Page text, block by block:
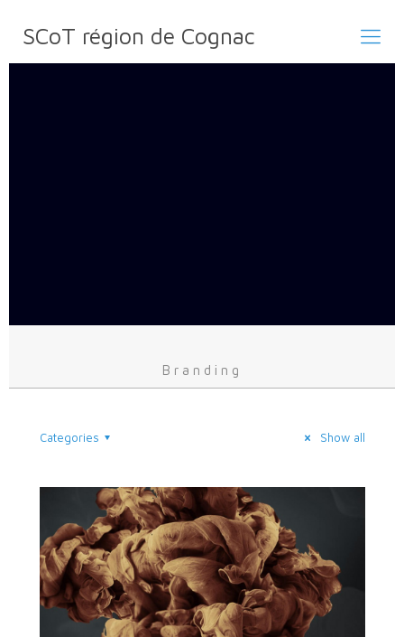
SCoT région de Cognac
Branding
Categories Show all